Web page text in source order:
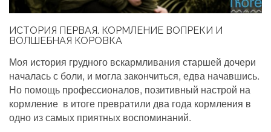
ИСТОРИЯ ПЕРВАЯ. КОРМЛЕНИЕ ВОПРЕКИ И
ВОЛШЕБНАЯ КОРОВКА
Моя история грудного вскармливания старшей дочери
началась с боли, и могла закончиться, едва начавшись.
Но помощь профессионалов, позитивный настрой на
кормление в итоге превратили два года кормления в
одно из самых приятных воспоминаний.